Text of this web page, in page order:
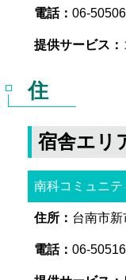
06-
住
宿舎エリ
南科コミュニテ
台南市
06-